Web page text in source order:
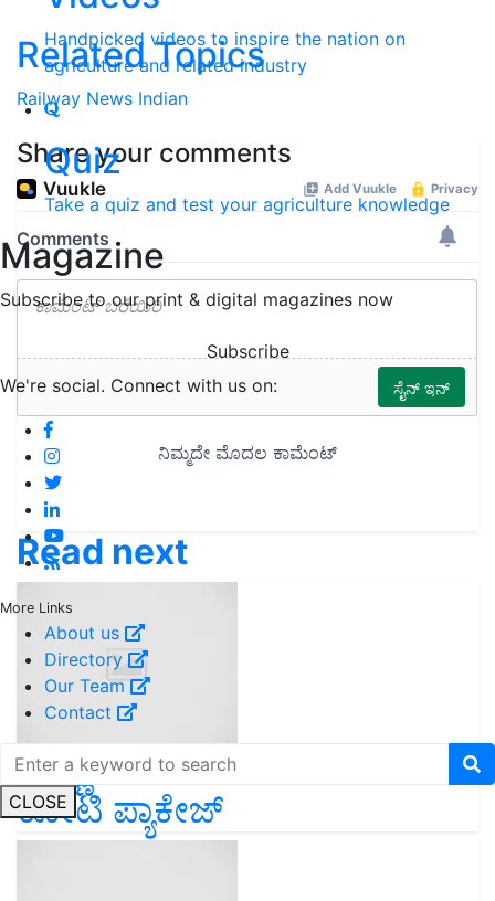
Handpicked videos to inspire the nation on
agriculture and related industry
Quiz
Take a quiz and test your agriculture knowledge
Magazine
Subscribe to our print & digital magazines now
Subscribe
We're social. Connect with us on:
More Links
About us
Directory
Our Team
Contact
CLOSE
Related Topics
Railway News Indian
Share your comments
Read next
ಹಣ್ಣು ತರಕಾರಿ ಬೆಳಗಾರರಿಗೆ 137
ಕೋಟಿ ಪ್ಯಾಕೇಜ್